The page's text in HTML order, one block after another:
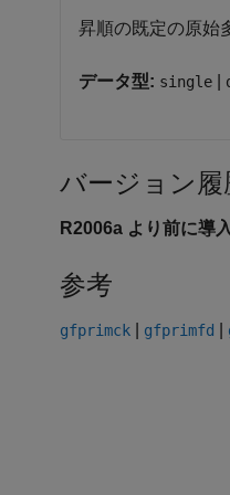
昇順の既定の原始
データ型: single
バージョン履
R2006a より前に導入
参考
gfprimck gfprimfd